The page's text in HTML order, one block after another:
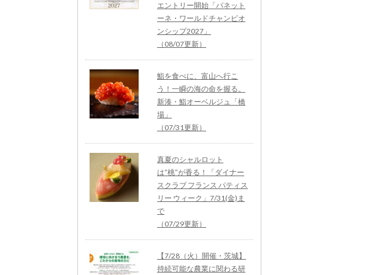
エントリー開始「パネット
ーネ・ワールドチャンピオ
ンシップ2027」
（08/07更新）
鮨を食べに、富山へ行こ
う！一瞬の海の命を握る。
新湊・鮨オーベルジュ「橋
場」
（07/31更新）
真夏のシャルロット
は“桃”が香る！「ダイナー
スクラブ フランス パティス
リー ウィーク」7/31(金)ま
で
（07/29更新）
【7/28（火）開催・茨城】
持続可能な農業に関わる研